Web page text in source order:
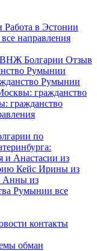
Работа в Эстонии
все направления
ВНЖ Болгарии Отзыв
Румынии
Румынии
гражданство
гражданство
по
и Анастасии из
Кейс Ирины из
Анны из
Румынии все
контакты
обман